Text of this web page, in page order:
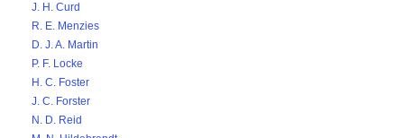
J. H. Curd
R. E. Menzies
D. J. A. Martin
P. F. Locke
H. C. Foster
J. C. Forster
N. D. Reid